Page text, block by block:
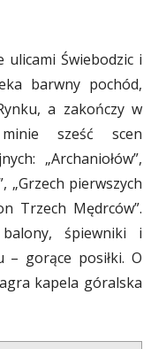
Świebodzic i
barwny pochód,
a zakończy w
sześć scen
„Archaniołów”,
„Grzech pierwszych
Trzech Mędrców”.
śpiewniki i
gorące posiłki. O
kapela góralska